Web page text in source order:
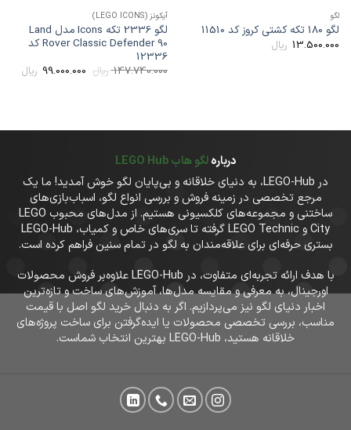
لگو 180 تکه کشتی کروز کد 11510
13.500.000 ریال
آیکونز (LEGO ICONS)
لگو 2336 تکه Icons مدل Land
Rover Classic Defender 90 کد
12336
147.740.000 ریال قیمت
اصلی
99.000.000 ریالقیمت
فعلی
دربارهلگو هاب LEGO Hub
در LEGO-Hub، به دنیای خلاقانه و بی‌پایان لگو خوش آمدید! ما یک
مرجع تخصصی در زمینه فروش و بررسی انواع لگو، اسباب‌بازی‌های
ساختنی و مجموعه‌های کلکسیونی هستیم. از مدل‌های محبوب LEGO
City و LEGO Technic گرفته تا سری‌های خاص و کمیاب، LEGO-Hub
بستری حرفه‌ای برای علاقه‌مندان به لگو در تمام سنین فراهم کرده است.
با هدف ارائه تجربه‌ای متفاوت، در LEGO-Hub علاوه‌بر فروش محصولات
اورجینال، به معرفی و مقایسه مدل‌ها، آموزش‌های ساخت و تازه‌ترین
اخبار دنیای لگو نیز می‌پردازیم. اگر به دنبال خرید لگو اصل با قیمت
مناسب، بررسی تخصصی محصولات یا ایده‌گرفتن برای ساخت پروژه‌های
خلاقانه هستید، LEGO-Hub بهترین انتخاب شماست.